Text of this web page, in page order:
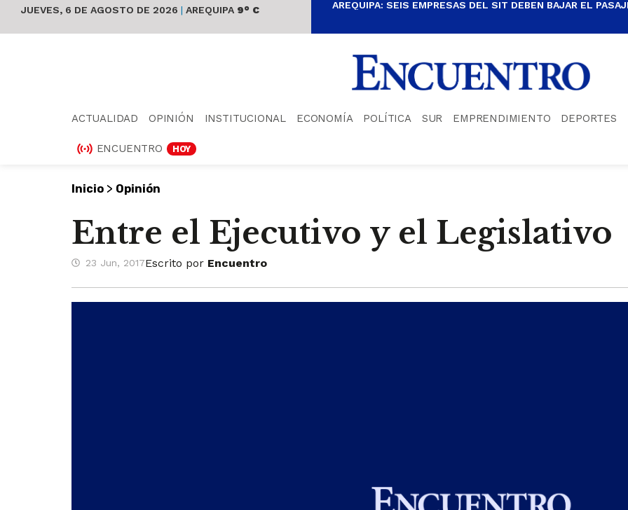
JUEVES, 6 DE AGOSTO DE 2026 | AREQUIPA 9° C AREQUIPA: SEIS EMPRESAS DEL SIT DEBEN BAJAR EL
ACTUALIDAD OPINIÓN INSTITUCIONAL ECONOMÍA POLÍTICA SUR EMPRENDIMIENTO DEPORTES
ENCUENTRO HOY
Inicio > Opinión
Entre el Ejecutivo y el Legislativo
23 Jun, 2017Escrito por Encuentro